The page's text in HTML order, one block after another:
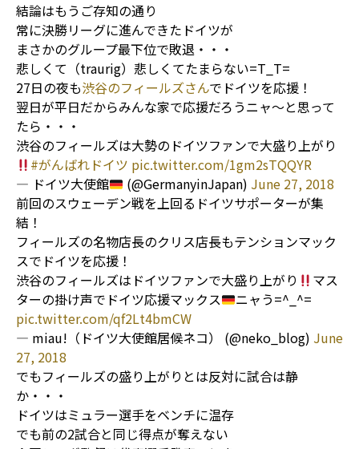
結論はもうご存知の通り
常に決勝リーグに進んできたドイツが
まさかのグループ最下位で敗退・・・
悲しくて（traurig）悲しくてたまらない=T_T=
27日の夜も渋谷のフィールズさんでドイツを応援！
翌日が平日だからみんな家で応援だろうニャ～と思って
たら・・・
渋谷のフィールズは大勢のドイツファンで大盛り上がり
#がんばれドイツ pic.twitter.com/1gm2sTQQYR
— ドイツ大使館
(@GermanyinJapan) June 27, 2018
前回のスウェーデン戦を上回るドイツサポーターが集
結！
フィールズの名物店長のクリス店長もテンションマック
スでドイツを応援！
渋谷のフィールズはドイツファンで大盛り上がり
マス
ターの掛け声でドイツ応援マックス
ニャう=^_^=
pic.twitter.com/qf2Lt4bmCW
— miau!（ドイツ大使館居候ネコ） (@neko_blog) June
27, 2018
でもフィールズの盛り上がりとは反対に試合は静
か・・・
ドイツはミュラー選手をベンチに温存
でも前の2試合と同じ得点が奪えない